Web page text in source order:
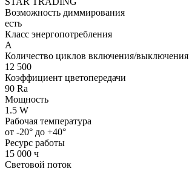
Возможность диммирования
есть
Класс энергопотребления
А
Количество циклов включения/выключения
12 500
Коэффициент цветопередачи
90 Ra
Мощность
1.5 W
Рабочая температура
от -20° до +40°
Ресурс работы
15 000 ч
Световой поток